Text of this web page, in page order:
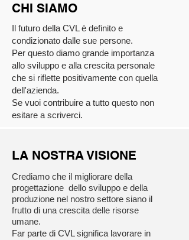
CHI SIAMO
Il futuro della CVL è definito e
condizionato dalle sue persone.
Per questo diamo grande importanza
allo sviluppo e alla crescita personale
che si riflette positivamente con quella
dell'azienda.
Se vuoi contribuire a tutto questo non
esitare a scriverci.
LA NOSTRA VISIONE
Crediamo che il migliorare della
progettazione dello sviluppo e della
produzione nel nostro settore siano il
frutto di una crescita delle risorse
umane.
Far parte di CVL significa lavorare in